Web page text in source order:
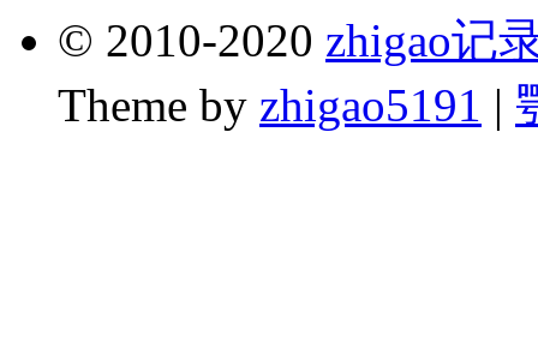
© 2010-2020 zhigao记
Theme by zhigao5191 |